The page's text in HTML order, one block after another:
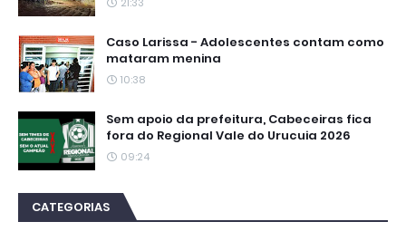
Caso Larissa - Adolescentes contam como
mataram menina
10:38
Sem apoio da prefeitura, Cabeceiras fica
fora do Regional Vale do Urucuia 2026
09:24
CATEGORIAS